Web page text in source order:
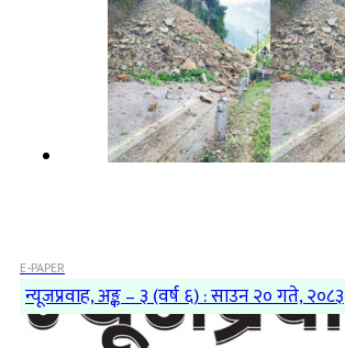
E-PAPER
न्यूजप्रवाह, अङ्क – ३ (वर्ष ६) : साउन २० गते, २०८३